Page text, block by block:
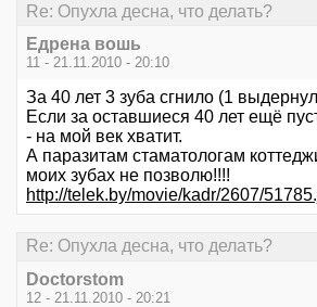
Re: Опухла десна, что делать?
Едрена вошь
11 - 21.11.2010 - 20:10
За 40 лет 3 зуба сгнило (1
Если за оставшиеся 40 лет ещё
- на мой век хватит.
А паразитам стаматологам
моих зубах не позволю!!!!
http://telek.by/movie/kadr/2607/
Re: Опухла десна, что делать?
Doctorstom
12 - 21.11.2010 - 20:21